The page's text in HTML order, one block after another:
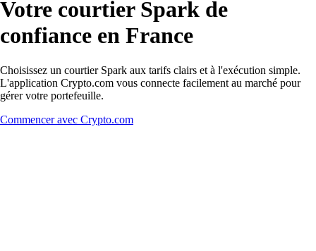
Votre courtier Spark de
confiance en France
Choisissez un courtier Spark aux tarifs clairs et à l'exécution simple.
L'application Crypto.com vous connecte facilement au marché pour
gérer votre portefeuille.
Commencer avec Crypto.com